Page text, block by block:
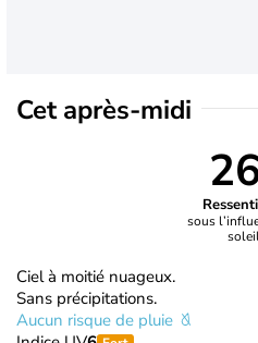
Cet après-midi
sous
Ciel à moitié nuageux.
Sans précipitations.
Aucun risque de pluie